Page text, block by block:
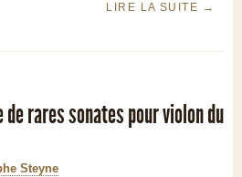
LIRE LA SUITE →
rares sonates pour violon du
Steyne